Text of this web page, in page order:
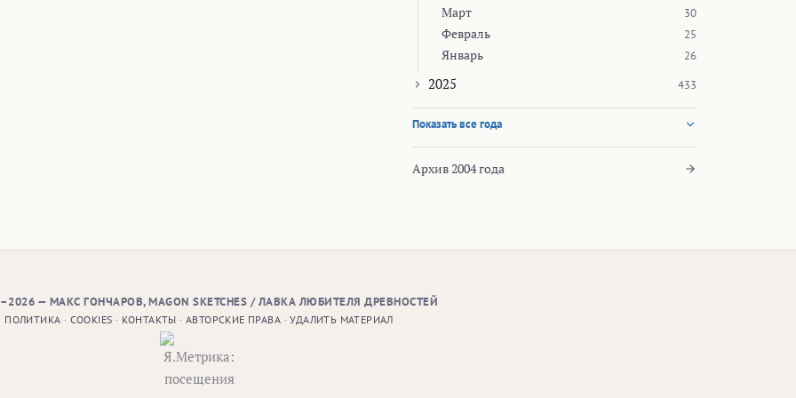
Март 30
Февраль 25
Январь 26
2025 433
Показать все года
Архив 2004 года
— МАКС ГОНЧАРОВ, MAGON SKETCHES / ЛАВКА ЛЮБИТЕЛЯ ДРЕВНОСТЕЙ
ПОЛИТИКА · COOKIES · КОНТАКТЫ ·АВТОРСКИЕ ПРАВА ·УДАЛИТЬ МАТЕРИАЛ